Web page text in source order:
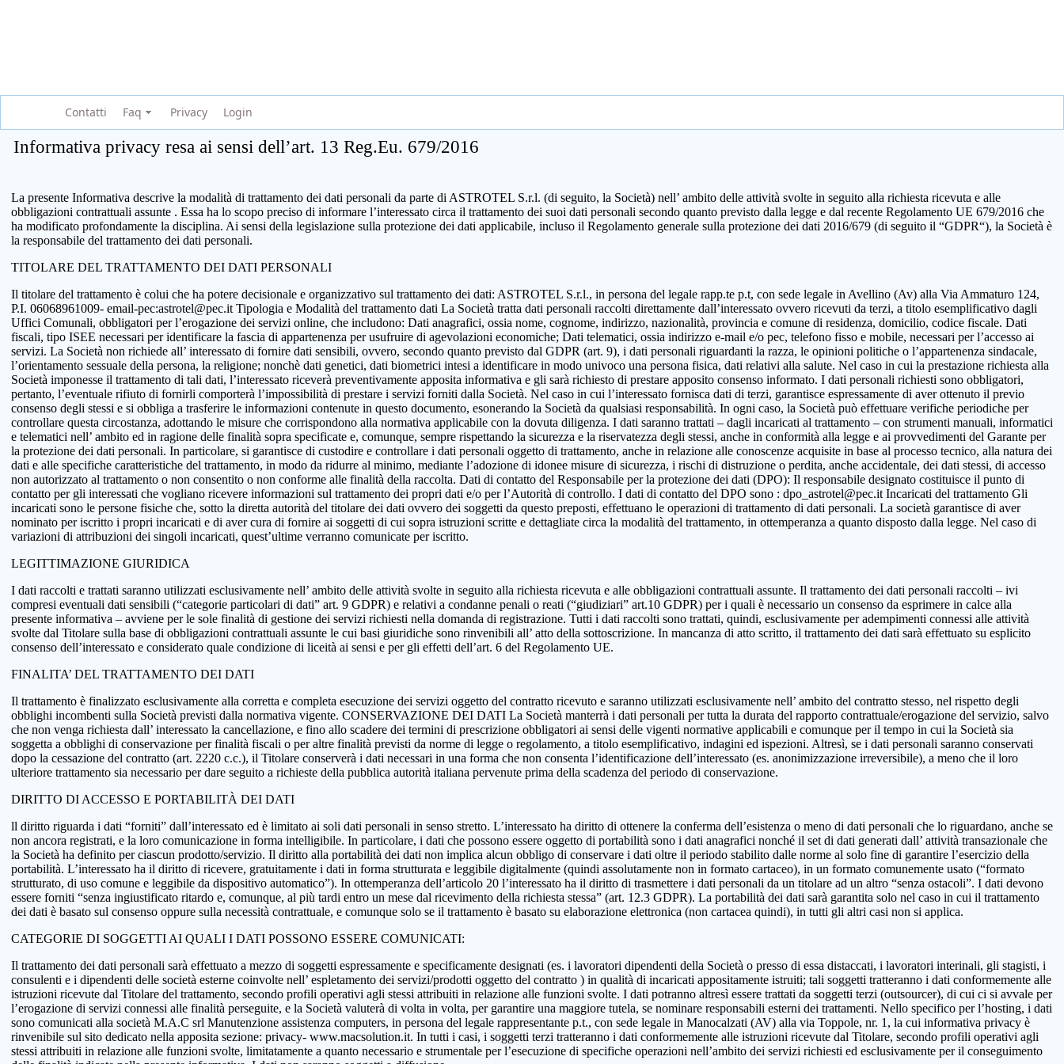
Contatti Faq Privacy Login
Informativa privacy resa ai sensi dell’art. 13 Reg.Eu. 679/2016
La presente Informativa descrive la modalità di trattamento dei dati personali da parte di ASTROTEL S.r.l. (di seguito, la Società) nell’ ambito delle attività svolte in seguito alla richiesta ricevuta e alle
obbligazioni contrattuali assunte . Essa ha lo scopo preciso di informare l’interessato circa il trattamento dei suoi dati personali secondo quanto previsto dalla legge e dal recente Regolamento UE 679/2016 che
ha modificato profondamente la disciplina. Ai sensi della legislazione sulla protezione dei dati applicabile, incluso il Regolamento generale sulla protezione dei dati 2016/679 (di seguito il “GDPR“), la Società è
la responsabile del trattamento dei dati personali.
TITOLARE DEL TRATTAMENTO DEI DATI PERSONALI
Il titolare del trattamento è colui che ha potere decisionale e organizzativo sul trattamento dei dati: ASTROTEL S.r.l., in persona del legale rapp.te p.t, con sede legale in Avellino (Av) alla Via Ammaturo 124,
P.I. 06068961009- email-pec:astrotel@pec.it Tipologia e Modalità del trattamento dati La Società tratta dati personali raccolti direttamente dall’interessato ovvero ricevuti da terzi, a titolo esemplificativo dagli
Uffici Comunali, obbligatori per l’erogazione dei servizi online, che includono: Dati anagrafici, ossia nome, cognome, indirizzo, nazionalità, provincia e comune di residenza, domicilio, codice fiscale. Dati
fiscali, tipo ISEE necessari per identificare la fascia di appartenenza per usufruire di agevolazioni economiche; Dati telematici, ossia indirizzo e-mail e/o pec, telefono fisso e mobile, necessari per l’accesso ai
servizi. La Società non richiede all’ interessato di fornire dati sensibili, ovvero, secondo quanto previsto dal GDPR (art. 9), i dati personali riguardanti la razza, le opinioni politiche o l’appartenenza sindacale,
l’orientamento sessuale della persona, la religione; nonchè dati genetici, dati biometrici intesi a identificare in modo univoco una persona fisica, dati relativi alla salute. Nel caso in cui la prestazione richiesta alla
Società imponesse il trattamento di tali dati, l’interessato riceverà preventivamente apposita informativa e gli sarà richiesto di prestare apposito consenso informato. I dati personali richiesti sono obbligatori,
pertanto, l’eventuale rifiuto di fornirli comporterà l’impossibilità di prestare i servizi forniti dalla Società. Nel caso in cui l’interessato fornisca dati di terzi, garantisce espressamente di aver ottenuto il previo
consenso degli stessi e si obbliga a trasferire le informazioni contenute in questo documento, esonerando la Società da qualsiasi responsabilità. In ogni caso, la Società può effettuare verifiche periodiche per
controllare questa circostanza, adottando le misure che corrispondono alla normativa applicabile con la dovuta diligenza. I dati saranno trattati – dagli incaricati al trattamento – con strumenti manuali, informatici
e telematici nell’ ambito ed in ragione delle finalità sopra specificate e, comunque, sempre rispettando la sicurezza e la riservatezza degli stessi, anche in conformità alla legge e ai provvedimenti del Garante per
la protezione dei dati personali. In particolare, si garantisce di custodire e controllare i dati personali oggetto di trattamento, anche in relazione alle conoscenze acquisite in base al processo tecnico, alla natura dei
dati e alle specifiche caratteristiche del trattamento, in modo da ridurre al minimo, mediante l’adozione di idonee misure di sicurezza, i rischi di distruzione o perdita, anche accidentale, dei dati stessi, di accesso
non autorizzato al trattamento o non consentito o non conforme alle finalità della raccolta. Dati di contatto del Responsabile per la protezione dei dati (DPO): Il responsabile designato costituisce il punto di
contatto per gli interessati che vogliano ricevere informazioni sul trattamento dei propri dati e/o per l’Autorità di controllo. I dati di contatto del DPO sono : dpo_astrotel@pec.it Incaricati del trattamento Gli
incaricati sono le persone fisiche che, sotto la diretta autorità del titolare dei dati ovvero dei soggetti da questo preposti, effettuano le operazioni di trattamento di dati personali. La società garantisce di aver
nominato per iscritto i propri incaricati e di aver cura di fornire ai soggetti di cui sopra istruzioni scritte e dettagliate circa la modalità del trattamento, in ottemperanza a quanto disposto dalla legge. Nel caso di
variazioni di attribuzioni dei singoli incaricati, quest’ultime verranno comunicate per iscritto.
LEGITTIMAZIONE GIURIDICA
I dati raccolti e trattati saranno utilizzati esclusivamente nell’ ambito delle attività svolte in seguito alla richiesta ricevuta e alle obbligazioni contrattuali assunte. Il trattamento dei dati personali raccolti – ivi
compresi eventuali dati sensibili (“categorie particolari di dati” art. 9 GDPR) e relativi a condanne penali o reati (“giudiziari” art.10 GDPR) per i quali è necessario un consenso da esprimere in calce alla
presente informativa – avviene per le sole finalità di gestione dei servizi richiesti nella domanda di registrazione. Tutti i dati raccolti sono trattati, quindi, esclusivamente per adempimenti connessi alle attività
svolte dal Titolare sulla base di obbligazioni contrattuali assunte le cui basi giuridiche sono rinvenibili all’ atto della sottoscrizione. In mancanza di atto scritto, il trattamento dei dati sarà effettuato su esplicito
consenso dell’interessato e considerato quale condizione di liceità ai sensi e per gli effetti dell’art. 6 del Regolamento UE.
FINALITA’ DEL TRATTAMENTO DEI DATI
Il trattamento è finalizzato esclusivamente alla corretta e completa esecuzione dei servizi oggetto del contratto ricevuto e saranno utilizzati esclusivamente nell’ ambito del contratto stesso, nel rispetto degli
obblighi incombenti sulla Società previsti dalla normativa vigente. CONSERVAZIONE DEI DATI La Società manterrà i dati personali per tutta la durata del rapporto contrattuale/erogazione del servizio, salvo
che non venga richiesta dall’ interessato la cancellazione, e fino allo scadere dei termini di prescrizione obbligatori ai sensi delle vigenti normative applicabili e comunque per il tempo in cui la Società sia
soggetta a obblighi di conservazione per finalità fiscali o per altre finalità previsti da norme di legge o regolamento, a titolo esemplificativo, indagini ed ispezioni. Altresì, se i dati personali saranno conservati
dopo la cessazione del contratto (art. 2220 c.c.), il Titolare conserverà i dati necessari in una forma che non consenta l’identificazione dell’interessato (es. anonimizzazione irreversibile), a meno che il loro
ulteriore trattamento sia necessario per dare seguito a richieste della pubblica autorità italiana pervenute prima della scadenza del periodo di conservazione.
DIRITTO DI ACCESSO E PORTABILITÀ DEI DATI
ll diritto riguarda i dati “forniti” dall’interessato ed è limitato ai soli dati personali in senso stretto. L’interessato ha diritto di ottenere la conferma dell’esistenza o meno di dati personali che lo riguardano, anche se
non ancora registrati, e la loro comunicazione in forma intelligibile. In particolare, i dati che possono essere oggetto di portabilità sono i dati anagrafici nonché il set di dati generati dall’ attività transazionale che
la Società ha definito per ciascun prodotto/servizio. Il diritto alla portabilità dei dati non implica alcun obbligo di conservare i dati oltre il periodo stabilito dalle norme al solo fine di garantire l’esercizio della
portabilità. L’interessato ha il diritto di ricevere, gratuitamente i dati in forma strutturata e leggibile digitalmente (quindi assolutamente non in formato cartaceo), in un formato comunemente usato (“formato
strutturato, di uso comune e leggibile da dispositivo automatico”). In ottemperanza dell’articolo 20 l’interessato ha il diritto di trasmettere i dati personali da un titolare ad un altro “senza ostacoli”. I dati devono
essere forniti “senza ingiustificato ritardo e, comunque, al più tardi entro un mese dal ricevimento della richiesta stessa” (art. 12.3 GDPR). La portabilità dei dati sarà garantita solo nel caso in cui il trattamento
dei dati è basato sul consenso oppure sulla necessità contrattuale, e comunque solo se il trattamento è basato su elaborazione elettronica (non cartacea quindi), in tutti gli altri casi non si applica.
CATEGORIE DI SOGGETTI AI QUALI I DATI POSSONO ESSERE COMUNICATI:
Il trattamento dei dati personali sarà effettuato a mezzo di soggetti espressamente e specificamente designati (es. i lavoratori dipendenti della Società o presso di essa distaccati, i lavoratori interinali, gli stagisti, i
consulenti e i dipendenti delle società esterne coinvolte nell’ espletamento dei servizi/prodotti oggetto del contratto ) in qualità di incaricati appositamente istruiti; tali soggetti tratteranno i dati conformemente alle
istruzioni ricevute dal Titolare del trattamento, secondo profili operativi agli stessi attribuiti in relazione alle funzioni svolte. I dati potranno altresì essere trattati da soggetti terzi (outsourcer), di cui ci si avvale per
l’erogazione di servizi connessi alle finalità perseguite, e la Società valuterà di volta in volta, per garantire una maggiore tutela, se nominare responsabili esterni dei trattamenti. Nello specifico per l’hosting, i dati
sono comunicati alla società M.A.C srl Manutenzione assistenza computers, in persona del legale rappresentante p.t., con sede legale in Manocalzati (AV) alla via Toppole, nr. 1, la cui informativa privacy è
rinvenibile sul sito dedicato nella apposita sezione: privacy- www.macsolution.it. In tutti i casi, i soggetti terzi tratteranno i dati conformemente alle istruzioni ricevute dal Titolare, secondo profili operativi agli
stessi attribuiti in relazione alle funzioni svolte, limitatamente a quanto necessario e strumentale per l’esecuzione di specifiche operazioni nell’ambito dei servizi richiesti ed esclusivamente per il conseguimento